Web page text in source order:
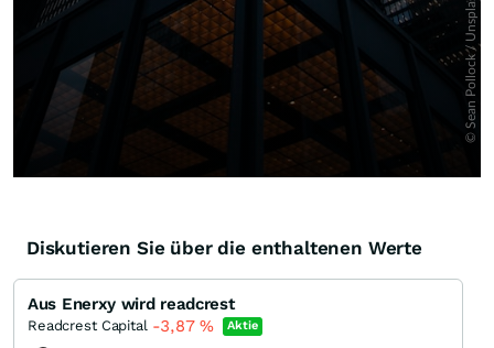
Diskutieren Sie über die enthaltenen Werte
Aus Enerxy wird readcrest
Readcrest Capital -3,87 % Aktie